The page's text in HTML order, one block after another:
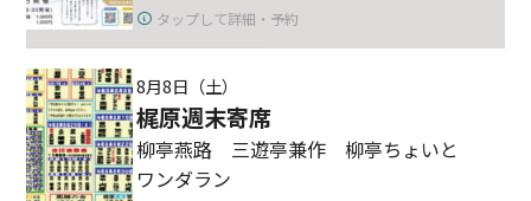
タップして詳細・予約
8月8日（土）
梶原週末寄席
柳亭燕路 三遊亭兼作 柳亭ちょいと
ワンダラン